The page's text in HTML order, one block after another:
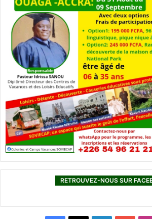
RETROUVEZ-NOUS SUR